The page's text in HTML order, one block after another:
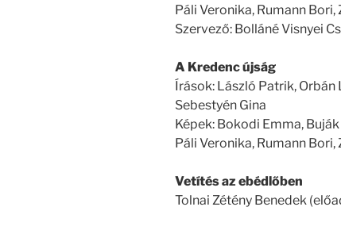
Páli Veronika, Rumann
Szervező: Bolláné Visnyei
A Kredenc újság
Írások: László Patrik,
Sebestyén Gina
Képek: Bokodi Emma,
Páli Veronika, Rumann
Vetítés az ebédlőben
Tolnai Zétény Benedek